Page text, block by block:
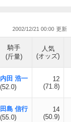
2002/12/21 00:00
騎手
(斤量)
人気
(オッズ)
内田 浩一
(52.0)
12
(71.8)
田島 信行
(55.0)
14
(50.9)